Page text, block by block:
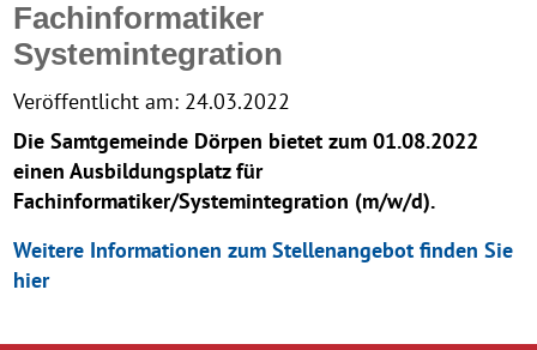
Fachinformatiker
Systemintegration
Veröffentlicht am: 24.03.2022
Die Samtgemeinde Dörpen bietet zum 01.08.2022
einen Ausbildungsplatz für
Fachinformatiker/Systemintegration (m/w/d).
Weitere Informationen zum Stellenangebot finden Sie
hier